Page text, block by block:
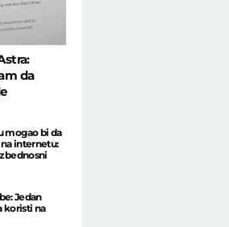
da
mogao bi da
internetu:
Jedan
koristi na